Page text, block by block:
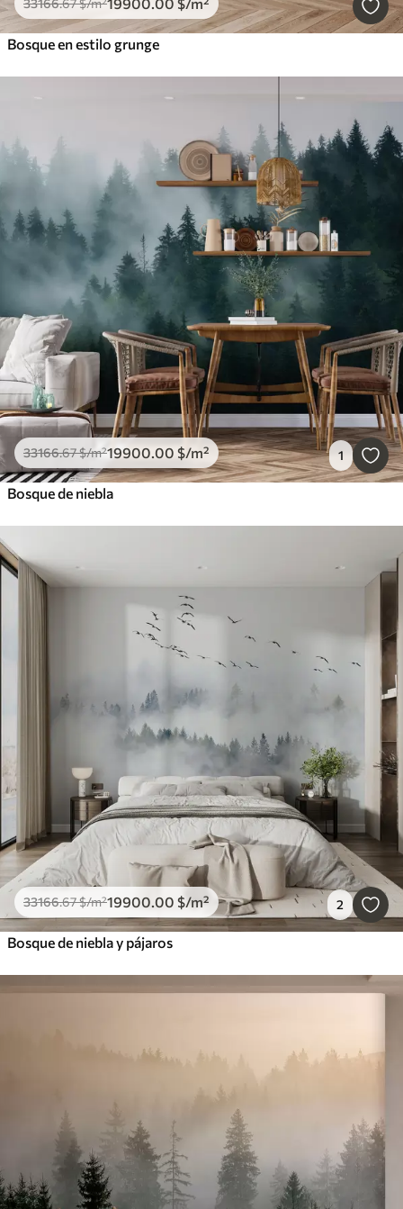
33166.67$/m²
Bosque en estilo grunge
33166.67$/m²19900.00 $/m² 1
Bosque de niebla
33166.67$/m²19900.00 $/m² 2
Bosque de niebla y pájaros